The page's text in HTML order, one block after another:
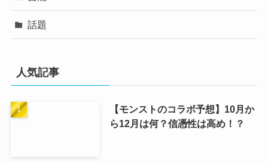
話題
人気記事
【モンストのコラボ予想】10月か
ら12月は何？信憑性は高め！？